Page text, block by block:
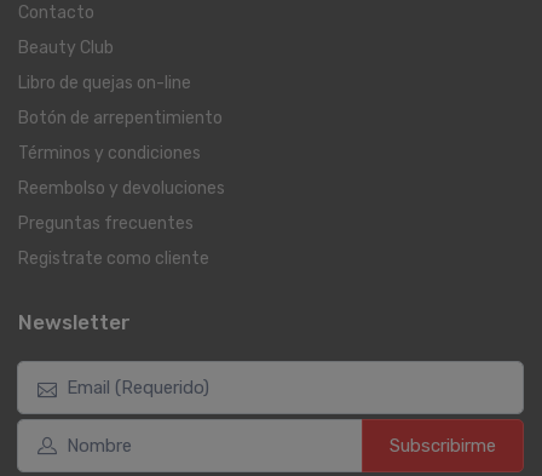
Contacto
Beauty Club
Libro de quejas on-line
Botón de arrepentimiento
Términos y condiciones
Reembolso y devoluciones
Preguntas frecuentes
Registrate como cliente
Newsletter
Subscribirme